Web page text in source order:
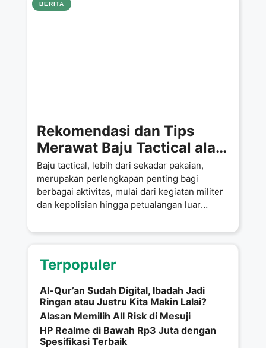
BERITA
Rekomendasi dan Tips
Merawat Baju Tactical ala
EIGER
Baju tactical, lebih dari sekadar pakaian,
merupakan perlengkapan penting bagi
berbagai aktivitas, mulai dari kegiatan militer
dan kepolisian hingga petualangan luar
Terpopuler
Al-Qur’an Sudah Digital, Ibadah Jadi
Ringan atau Justru Kita Makin Lalai?
Alasan Memilih All Risk di Mesuji
HP Realme di Bawah Rp3 Juta dengan
Spesifikasi Terbaik